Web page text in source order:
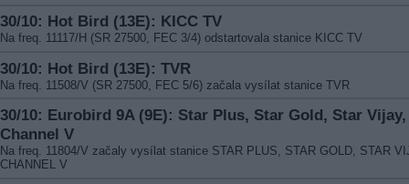
30/10: Hot Bird (13E): KICC TV
Na freq. 11117/H (SR 27500, FEC 3/4) odstartovala stanice KICC TV
30/10: Hot Bird (13E): TVR
Na freq. 11508/V (SR 27500, FEC 5/6) začala vysílat stanice TVR
30/10: Eurobird 9A (9E): Star Plus, Star Gold, Star Vijay,
Channel V
Na freq. 11804/V začaly vysílat stanice STAR PLUS, STAR GOLD, STAR
CHANNEL V